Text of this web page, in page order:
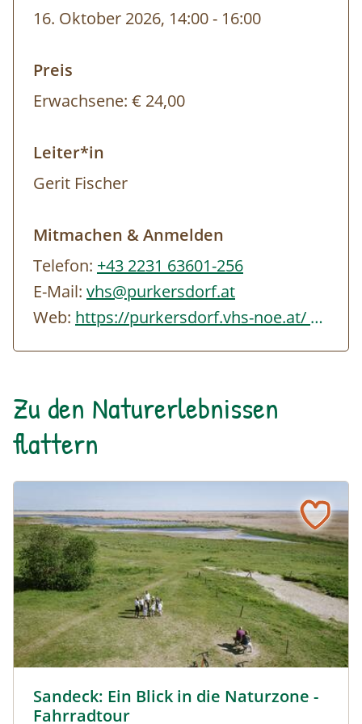
Anmeldung bekanntgegeben.
Leitung: Gerit Fischer (Naturpark
Kooperationspartnerin)
16. Oktober 2026, 14:00- 16:00
Preis
Erwachsene: € 24,00
Leiter*in
Gerit Fischer
Mitmachen & Anmelden
Telefon: +43 2231 63601-256
E-Mail: vhs@purkersdorf.at
Web:
https://purkersdorf.vhs-noe.at/
Zu den Naturerlebnissen
flattern
Sandeck: Ein Blick in die Naturzone -
Fahrradtour